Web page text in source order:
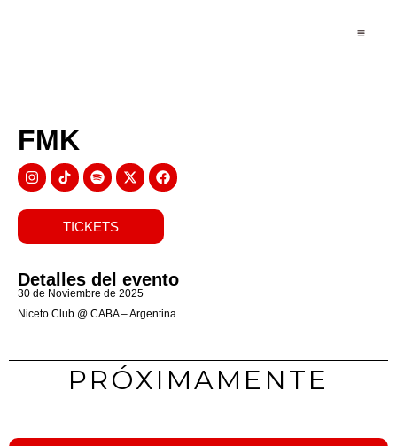
FMK
TICKETS
Detalles del evento
30 de Noviembre de 2025
Niceto Club @ CABA – Argentina
PRÓXIMAMENTE